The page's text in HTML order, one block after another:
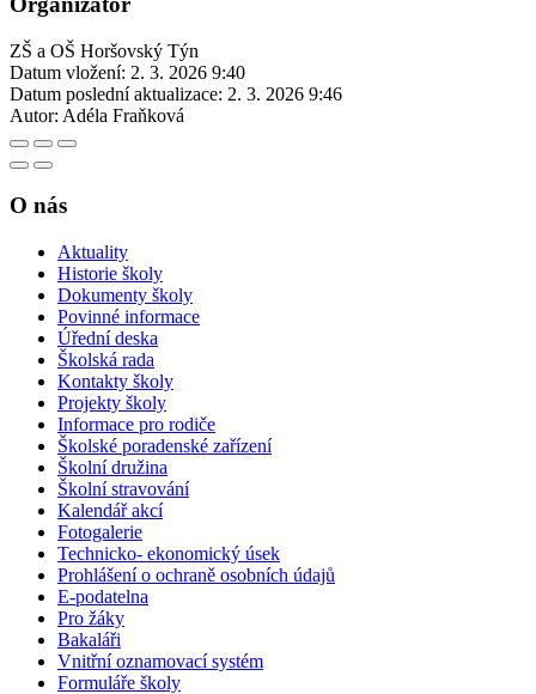
ZŠ a OŠ Horšovský Týn
Datum vložení: 2. 3. 2026 9:40
Datum poslední aktualizace: 2. 3. 2026 9:46
Autor: Adéla Fraňková
O nás
Aktuality
Historie školy
Dokumenty školy
Povinné informace
Úřední deska
Školská rada
Kontakty školy
Projekty školy
Informace pro rodiče
Školské poradenské zařízení
Školní družina
Školní stravování
Kalendář akcí
Fotogalerie
Technicko- ekonomický úsek
Prohlášení o ochraně osobních údajů
E-podatelna
Pro žáky
Bakaláři
Vnitřní oznamovací systém
Formuláře školy